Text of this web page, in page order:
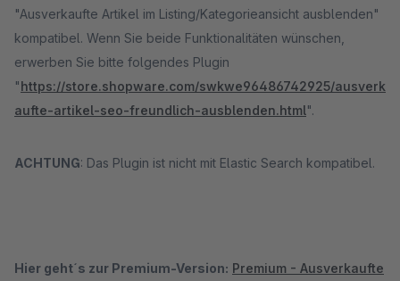
"Ausverkaufte Artikel im Listing/Kategorieansicht ausblenden"
kompatibel. Wenn Sie beide Funktionalitäten wünschen,
erwerben Sie bitte folgendes Plugin
"https://store.shopware.com/swkwe96486742925/ausverk
aufte-artikel-seo-freundlich-ausblenden.html".
ACHTUNG: Das Plugin ist nicht mit Elastic Search kompatibel.
Hier geht´s zur Premium-Version: Premium - Ausverkaufte